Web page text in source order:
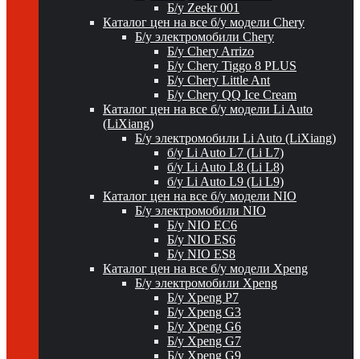
Б/у Zeekr 001
Каталог цен на все б/у модели Chery
Б/у электромобили Chery
Б/у Chery Arrizo
Б/у Chery Tiggo 8 PLUS
Б/у Chery Little Ant
Б/у Chery QQ Ice Cream
Каталог цен на все б/у модели Li Auto
(LiXiang)
Б/у электромобили Li Auto (LiXiang)
б/у Li Auto L7 (Li L7)
б/у Li Auto L8 (Li L8)
б/у Li Auto L9 (Li L9)
Каталог цен на все б/у модели NIO
Б/у электромобили NIO
Б/у NIO EC6
Б/у NIO ES6
Б/у NIO ES8
Каталог цен на все б/у модели Xpeng
Б/у электромобили Xpeng
Б/у Xpeng P7
Б/у Xpeng G3
Б/у Xpeng G6
Б/у Xpeng G7
Б/у Xpeng G9